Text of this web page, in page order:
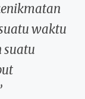
waktu
suatu